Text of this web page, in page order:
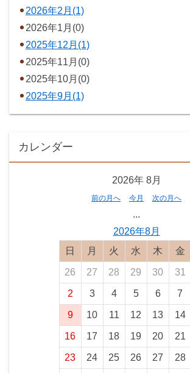
2026年2月(1)
2026年1月(0)
2025年12月(1)
2025年11月(0)
2025年10月(0)
2025年9月(1)
カレンダー
2026年 8月
前の月へ 今月 次の月へ
...
2026年8月
日曜日月曜日火曜日水曜日木曜日
金
26 27 28 29 30 31
2 3 4 5 6 7
9 10 11 12 13 14
16 17 18 19 20 21
23 24 25 26 27 28